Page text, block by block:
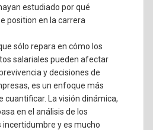
estudiado por qué
position en la carrera
sólo repara en cómo los
salariales pueden afectar
y decisiones de
es un enfoque más
cuantificar. La visión dinámica,
en el análisis de los
y es mucho